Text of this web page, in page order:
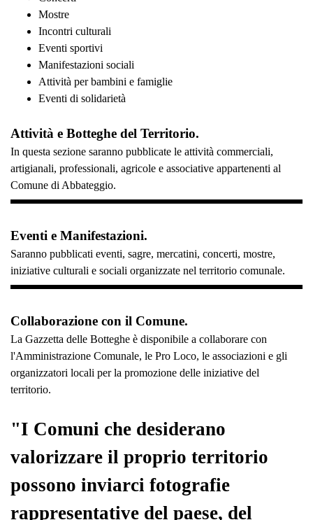
Mostre
Incontri culturali
Eventi sportivi
Manifestazioni sociali
Attività per bambini e famiglie
Eventi di solidarietà
Attività e Botteghe del Territorio.
In questa sezione saranno pubblicate le attività commerciali,
artigianali, professionali, agricole e associative appartenenti al
Comune di Abbateggio.
Eventi e Manifestazioni.
Saranno pubblicati eventi, sagre, mercatini, concerti, mostre,
iniziative culturali e sociali organizzate nel territorio comunale.
Collaborazione con il Comune.
La Gazzetta delle Botteghe è disponibile a collaborare con
l'Amministrazione Comunale, le Pro Loco, le associazioni e gli
organizzatori locali per la promozione delle iniziative del
territorio.
"I Comuni che desiderano
valorizzare il proprio territorio
possono inviarci fotografie
rappresentative del paese, del